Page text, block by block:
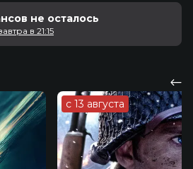
не осталось
в 21:15
с 13 августа